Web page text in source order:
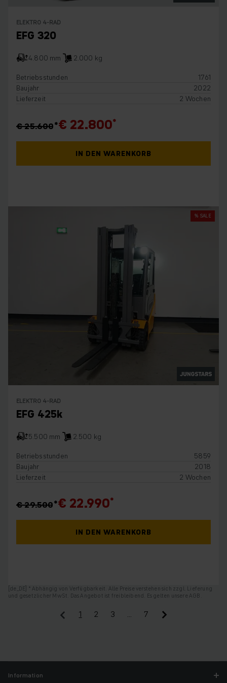
ELEKTRO 4-RAD
EFG 320
4.800 mm
2.000 kg
Betriebsstunden
1761
Baujahr
2022
Lieferzeit
2 Wochen
€ 25.600 € 22.800
IN DEN WARENKORB
% SALE
ELEKTRO 4-RAD
EFG 425k
5.500 mm
2.500 kg
Betriebsstunden
5859
Baujahr
2018
Lieferzeit
2 Wochen
€ 29.500 € 22.990
IN DEN WARENKORB
[de_DE] * Abhängig von Verfügbarkeit. Alle Preise verstehen sich zzgl. Lieferung
und gesetzlicher MwSt. Das Angebot ist freibleibend. Es gelten unsere AGB.
1 2 3 … 7
Information